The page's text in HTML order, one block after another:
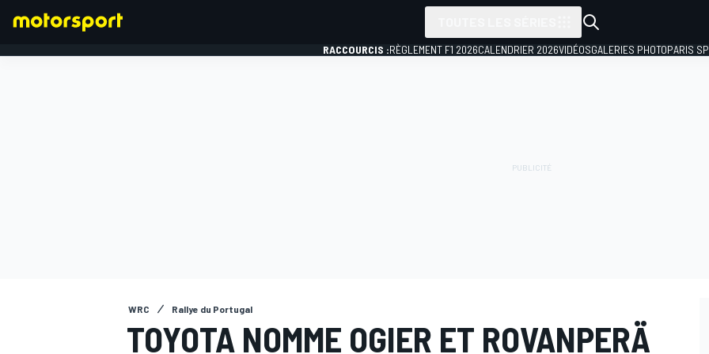
RACCOURCIS :RÈGLEMENT F1 2026CALENDRIER 2026VIDÉOSGALERIES PHOTOPARIS
WRC Rallye du Portugal
TOYOTA NOMME OGIER ET ROVANPERÄ